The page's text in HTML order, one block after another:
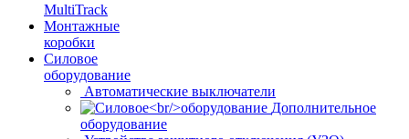
MultiTrack
Монтажные
коробки
Силовое
оборудование
Автоматические выключатели
Дополнительное
оборудование